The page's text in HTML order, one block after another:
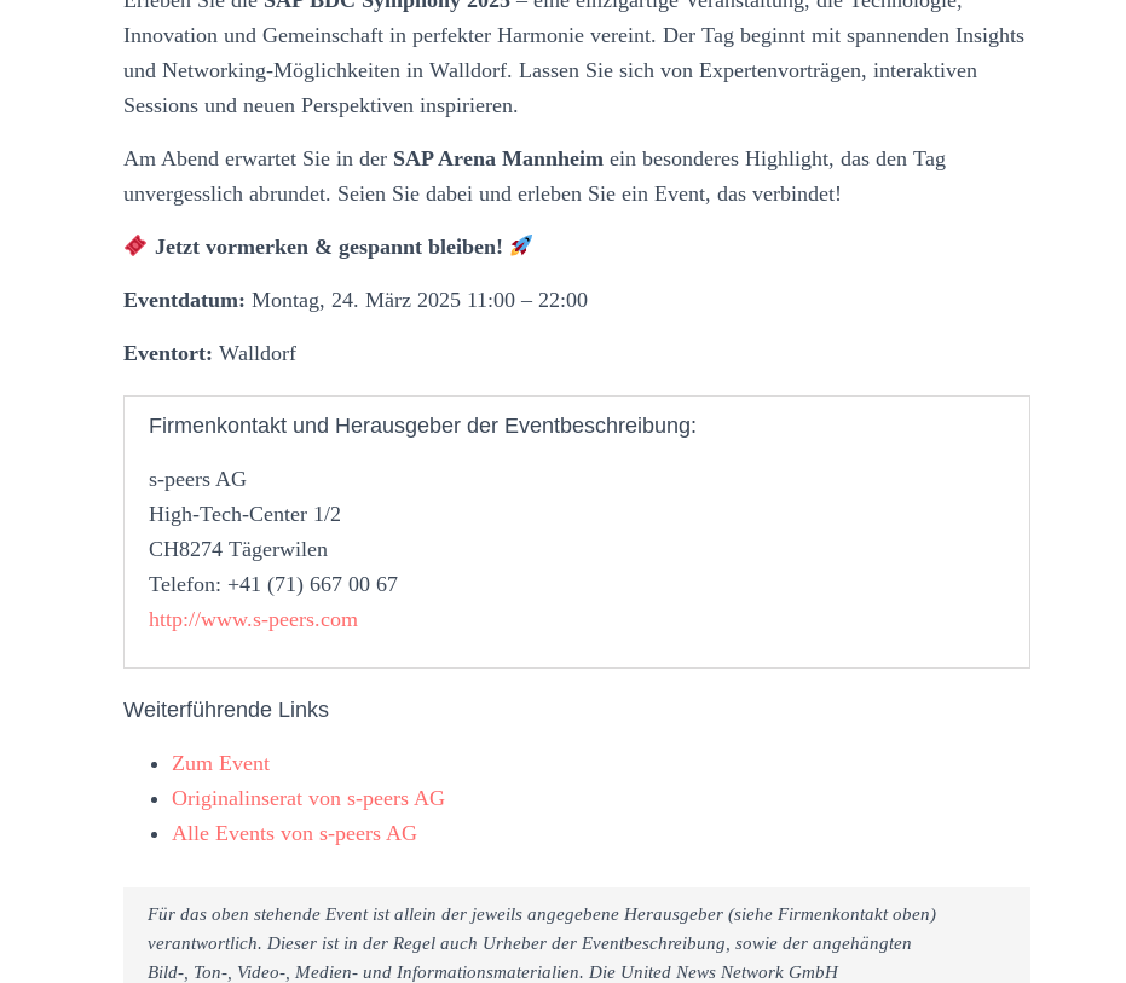
Innovation und Gemeinschaft in perfekter Harmonie vereint. Der Tag beginnt mit spannenden Insights
und Networking-Möglichkeiten in Walldorf. Lassen Sie sich von Expertenvorträgen, interaktiven
Sessions und neuen Perspektiven inspirieren.
Am Abend erwartet Sie in der SAP Arena Mannheim ein besonderes Highlight, das den Tag
unvergesslich abrundet. Seien Sie dabei und erleben Sie ein Event, das verbindet!
Jetzt vormerken & gespannt bleiben!
Eventdatum: Montag, 24. März 2025 11:00 – 22:00
Eventort: Walldorf
Firmenkontakt und Herausgeber der Eventbeschreibung:
s-peers AG
High-Tech-Center 1/2
CH8274 Tägerwilen
Telefon: +41 (71) 667 00 67
http://www.s-peers.com
Weiterführende Links
Zum Event
Originalinserat von s-peers AG
Alle Events von s-peers AG
Für das oben stehende Event ist allein der jeweils angegebene Herausgeber (siehe Firmenkontakt oben)
verantwortlich. Dieser ist in der Regel auch Urheber der Eventbeschreibung, sowie der angehängten
Bild-, Ton-, Video-, Medien- und Informationsmaterialien. Die United News Network GmbH